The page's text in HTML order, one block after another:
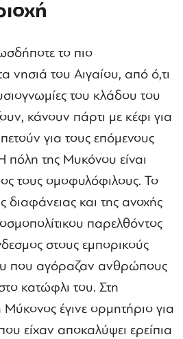
το πιο
νησιά του Αιγαίου, από ό,τι
του κλάδου του
κάνουν πάρτι με κέφι για
για τους επόμενους
πόλη της Μυκόνου είναι
τους ομοφυλόφιλους. Το
διαφάνειας και της ανοχής
παρελθόντος
στους εμπορικούς
που αγόραζαν ανθρώπους
κατώφλι του. Στη
έγινε ορμητήριο για
είχαν αποκαλύψει ερείπια